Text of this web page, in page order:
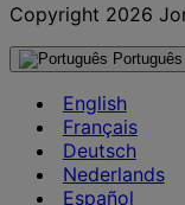
Copyright 2026
Português
English
Français
Deutsch
Nederlands
Español